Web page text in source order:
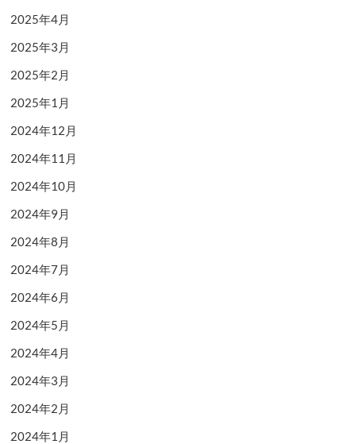
2025年4月
2025年3月
2025年2月
2025年1月
2024年12月
2024年11月
2024年10月
2024年9月
2024年8月
2024年7月
2024年6月
2024年5月
2024年4月
2024年3月
2024年2月
2024年1月